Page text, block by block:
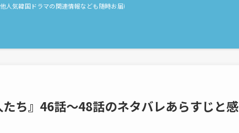
気韓国ドラマの関連情報なども随時お届け！
ち』46話〜48話のネタバレあらすじと感